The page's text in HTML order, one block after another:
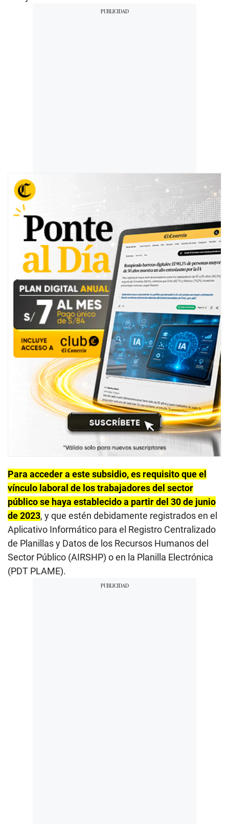
Para acceder a este subsidio, es requisito que el
vínculo laboral de los trabajadores del sector
público se haya establecido a partir del 30 de junio
de 2023, y que estén debidamente registrados en el
Aplicativo Informático para el Registro Centralizado
de Planillas y Datos de los Recursos Humanos del
Sector Público (AIRSHP) o en la Planilla Electrónica
(PDT PLAME).